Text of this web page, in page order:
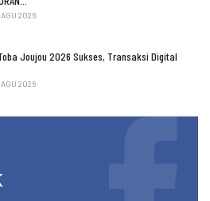
AGU 2026
Joujou 2026 Sukses, Transaksi Digital
AGU 2026